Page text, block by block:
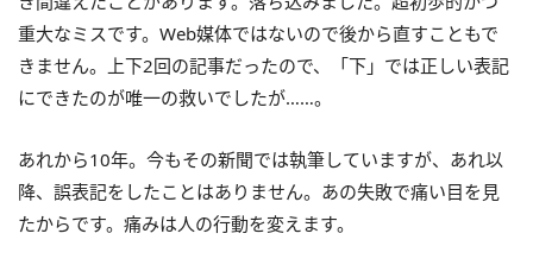
重大なミスです。Web媒体ではないので後から直すこともで
きません。上下2回の記事だったので、「下」では正しい表記
にできたのが唯一の救いでしたが……。
あれから10年。今もその新聞では執筆していますが、あれ以
降、誤表記をしたことはありません。あの失敗で痛い目を見
たからです。痛みは人の行動を変えます。